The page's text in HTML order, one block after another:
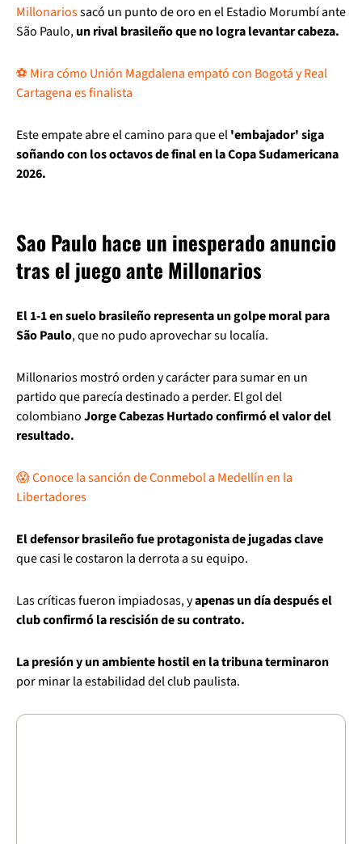
Millonariossacó un punto de oro en el Estadio Morumbí ante
São Paulo,un rival brasileño que no logra levantar cabeza.
⚽ Mira cómo Unión Magdalena empató con Bogotá y Real
Cartagena es finalista
Este empate abre el camino para que el'embajador' siga
soñando con los octavos de final en la Copa Sudamericana
2026.
Sao Paulo hace un inesperado anuncio
tras el juego ante Millonarios
El 1-1 en suelo brasileño representa un golpe moral para
São Paulo, que no pudo aprovechar su localía.
Millonarios mostró orden y carácter para sumar en un
partido que parecía destinado a perder. El gol del
colombianoJorge Cabezas Hurtado confirmó el valor del
resultado.
😱 Conoce la sanción de Conmebol a Medellín en la
Libertadores
El defensor brasileño fue protagonista de jugadas clave
que casi le costaron la derrota a su equipo.
Las críticas fueron impiadosas, yapenas un día después el
club confirmó la rescisión de su contrato.
La presión y un ambiente hostil en la tribuna terminaron
por minar la estabilidad del club paulista.